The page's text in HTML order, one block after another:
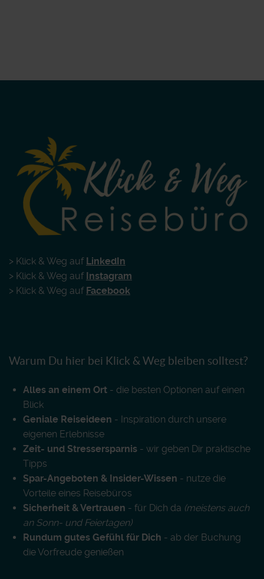
> Klick & Weg auf LinkedIn
> Klick & Weg auf Instagram
> Klick & Weg auf Facebook
Warum Du hier bei Klick & Weg bleiben solltest?
Alles an einem Ort - die besten Optionen auf einen
Blick
Geniale Reiseideen - Inspiration durch unsere
eigenen Erlebnisse
Zeit- und Stressersparnis - wir geben Dir praktische
Tipps
Spar-Angeboten & Insider-Wissen - nutze die
Vorteile eines Reisebüros
Sicherheit & Vertrauen - für Dich da (meistens auch
an Sonn- und Feiertagen)
Rundum gutes Gefühl für Dich - ab der Buchung
die Vorfreude genießen